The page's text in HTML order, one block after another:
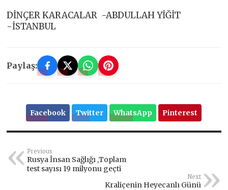
DİNÇER KARACALAR -ABDULLAH YİĞİT
-İSTANBUL
Paylaş:
Facebook Twitter WhatsApp Pinterest
Previous
Rusya İnsan Sağlığı ,Toplam
test sayısı 19 milyonu geçti
Next
Kraliçenin Heyecanlı Günü